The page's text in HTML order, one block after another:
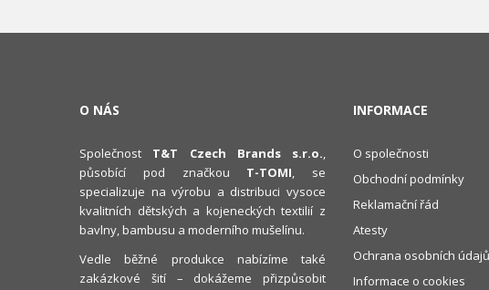
O NÁS
Společnost T&T Czech Brands s.r.o.,
působící pod značkou T-TOMI, se
specializuje na výrobu a distribuci vysoce
kvalitních dětských a kojeneckých textilií z
bavlny, bambusu a moderního mušelínu.
Vedle běžné produkce nabízíme také
zakázkové šití – dokážeme přizpůsobit
INFORMACE
O společnosti
Obchodní podmínky
Reklamační řád
Atesty
Ochrana osobních údajů
Informace o cookies